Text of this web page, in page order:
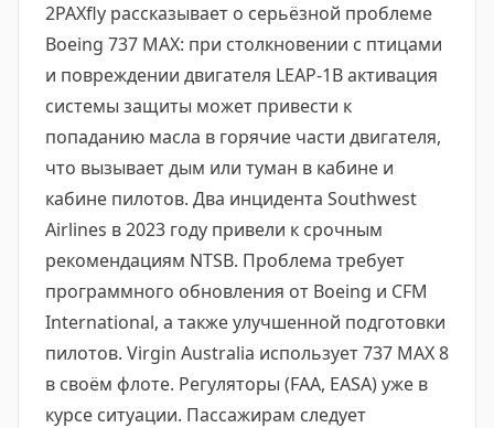
2PAXfly рассказывает о серьёзной проблеме
Boeing 737 MAX: при столкновении с птицами
и повреждении двигателя LEAP-1B активация
системы защиты может привести к
попаданию масла в горячие части двигателя,
что вызывает дым или туман в кабине и
кабине пилотов. Два инцидента Southwest
Airlines в 2023 году привели к срочным
рекомендациям NTSB. Проблема требует
программного обновления от Boeing и CFM
International, а также улучшенной подготовки
пилотов. Virgin Australia использует 737 MAX 8
в своём флоте. Регуляторы (FAA, EASA) уже в
курсе ситуации. Пассажирам следует